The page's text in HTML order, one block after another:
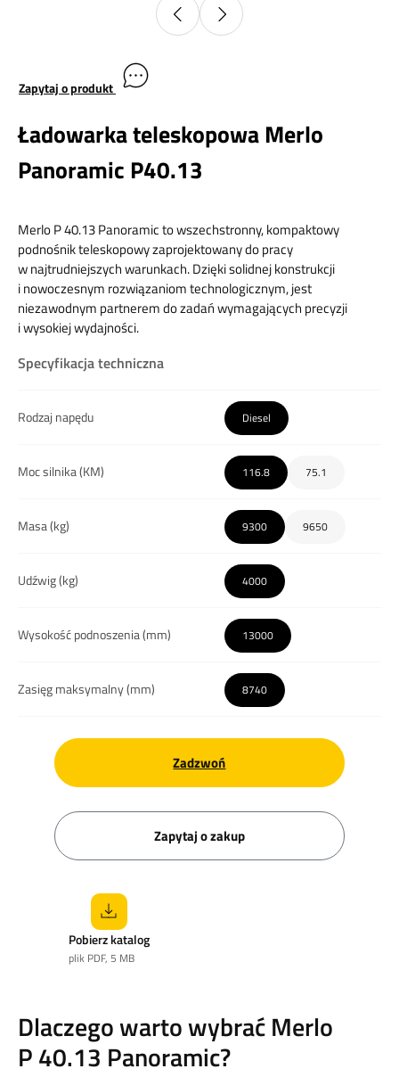
Zapytaj o produkt
Ładowarka teleskopowa Merlo
Panoramic P40.13
Merlo P 40.13 Panoramic to wszechstronny, kompaktowy
podnośnik teleskopowy zaprojektowany do pracy
w najtrudniejszych warunkach. Dzięki solidnej konstrukcji
i nowoczesnym rozwiązaniom technologicznym, jest
niezawodnym partnerem do zadań wymagających precyzji
i wysokiej wydajności.
Specyfikacja techniczna
Rodzaj napędu Diesel
Moc silnika (KM) 116.8 75.1
Masa (kg) 9300 9650
Udźwig (kg) 4000
Wysokość podnoszenia (mm) 13000
Zasięg maksymalny (mm) 8740
Zadzwoń
Zapytaj o zakup
Pobierz katalog
plik PDF, 5 MB
Dlaczego warto wybrać Merlo
P 40.13 Panoramic?